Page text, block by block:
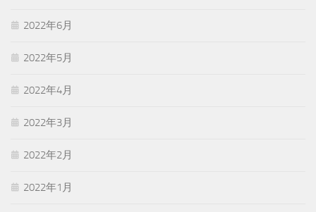
2022年6月
2022年5月
2022年4月
2022年3月
2022年2月
2022年1月